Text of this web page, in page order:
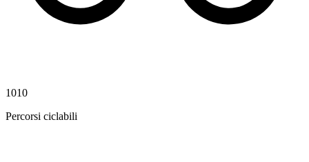
1010
Percorsi ciclabili